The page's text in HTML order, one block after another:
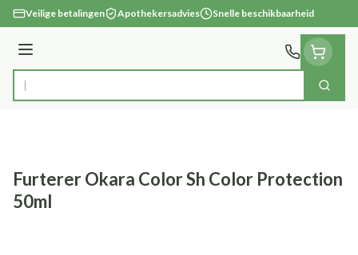
Ga naar de inhoud
Veilige betalingen Apothekersadvies Snelle beschikbaarheid
Menu
Product, merk, categorie... Zoek
Furterer Okara Color Sh Color Protection
50ml